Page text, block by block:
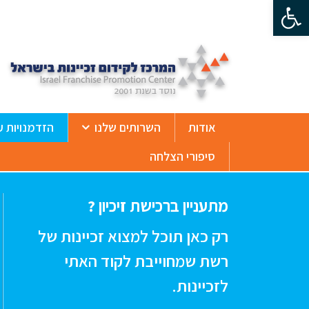
פתח סרגל נגישות
אודות השרותים שלנו
הזדמנויות
סיפורי הצלחה
מתעניין ברכישת זיכיון ?
רק כאן תוכל למצוא זכיינות של
רשת שמחוייבת לקוד האתי
לזכיינות.